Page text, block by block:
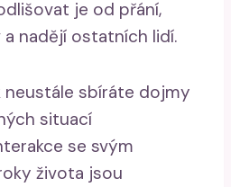
je od přání,
nadějí ostatních lidí.
neustále sbíráte dojmy
situací
se svým
života jsou